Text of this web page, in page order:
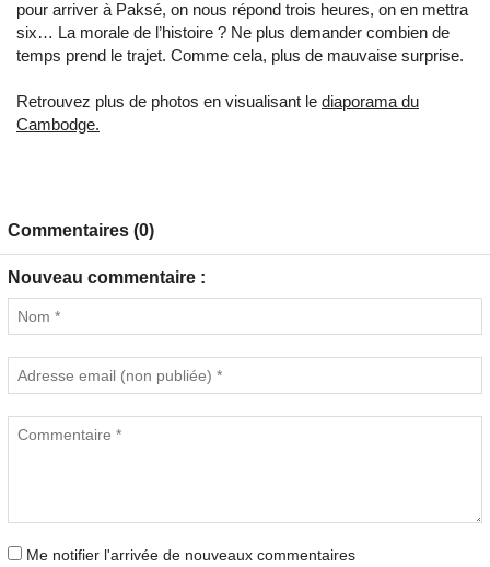
pour arriver à Paksé, on nous répond trois heures, on en mettra
six… La morale de l’histoire ? Ne plus demander combien de
temps prend le trajet. Comme cela, plus de mauvaise surprise.
Retrouvez plus de photos en visualisant le diaporama du
Cambodge.
Commentaires (0)
Nouveau commentaire :
Me notifier l'arrivée de nouveaux commentaires